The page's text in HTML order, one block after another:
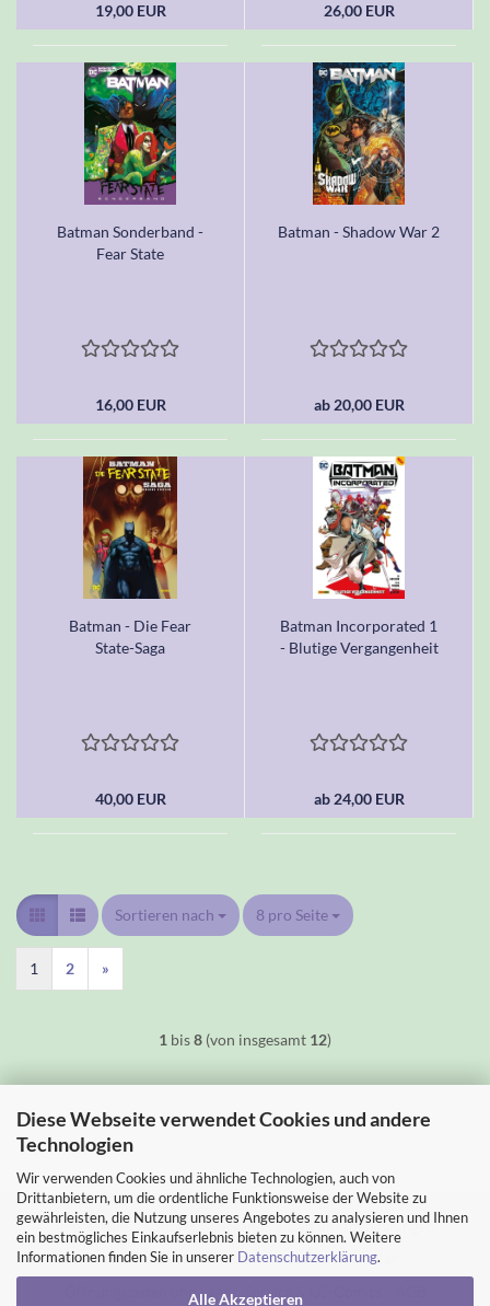
Diese Webseite verwendet Cookies und andere
Technologien
Wir verwenden Cookies und ähnliche Technologien, auch von
Drittanbietern, um die ordentliche Funktionsweise der Website zu
gewährleisten, die Nutzung unseres Angebotes zu analysieren und Ihnen
ein bestmögliches Einkaufserlebnis bieten zu können. Weitere
Informationen finden Sie in unserer Datenschutzerklärung.
Alle Akzeptieren
19,00 EUR 26,00 EUR
Batman Sonderband -
Fear State
16,00 EUR
Batman - Shadow War 2
ab 20,00 EUR
Batman - Die Fear
State-Saga
40,00 EUR
Batman Incorporated 1
- Blutige Vergangenheit
ab 24,00 EUR
Sortieren nach
Sortieren nach 8 pro Seite
pro Seite
1 2 »
1 bis8 (von insgesamt 12)
Impressum Kontakt
Versand- & Zahlungsbedingungen
Widerrufsrecht & Muster-Widerrufsformular
Öffnungszeiten und Lage
Service & US-Comics